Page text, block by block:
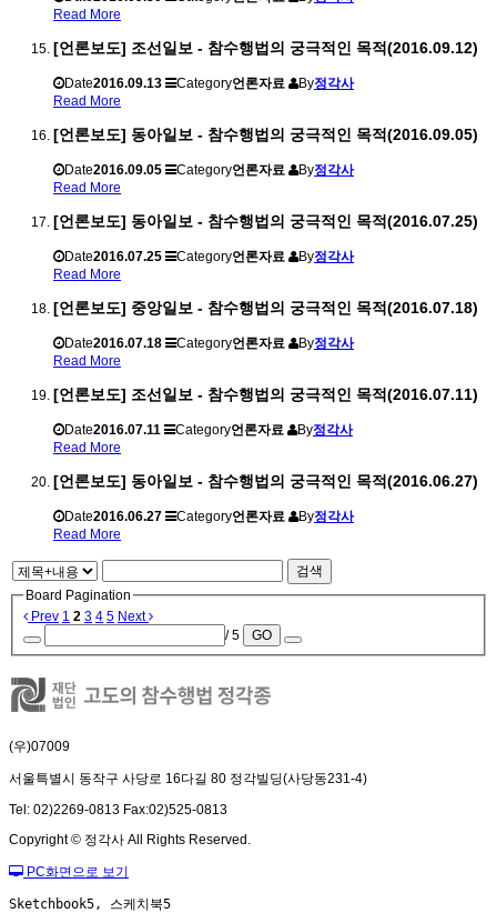
Read More
[언론보도] 조선일보 - 참수행법의 궁극적인 목적(2016.09.12)
Date2016.09.13 Category언론자료 By정각사
Read More
[언론보도] 동아일보 - 참수행법의 궁극적인 목적(2016.09.05)
Date2016.09.05 Category언론자료 By정각사
Read More
[언론보도] 동아일보 - 참수행법의 궁극적인 목적(2016.07.25)
Date2016.07.25 Category언론자료 By정각사
Read More
[언론보도] 중앙일보 - 참수행법의 궁극적인 목적(2016.07.18)
Date2016.07.18 Category언론자료 By정각사
Read More
[언론보도] 조선일보 - 참수행법의 궁극적인 목적(2016.07.11)
Date2016.07.11 Category언론자료 By정각사
Read More
[언론보도] 동아일보 - 참수행법의 궁극적인 목적(2016.06.27)
Date2016.06.27 Category언론자료 By정각사
Read More
검색
Board Pagination
Prev 1 2 3 4 5 Next
/ 5
GO
(우)07009
서울특별시 동작구 사당로 16다길 80 정각빌딩(사당동231-4)
Tel: 02)2269-0813 Fax:02)525-0813
Copyright © 정각사 All Rights Reserved.
PC화면으로 보기
Sketchbook5, 스케치북5